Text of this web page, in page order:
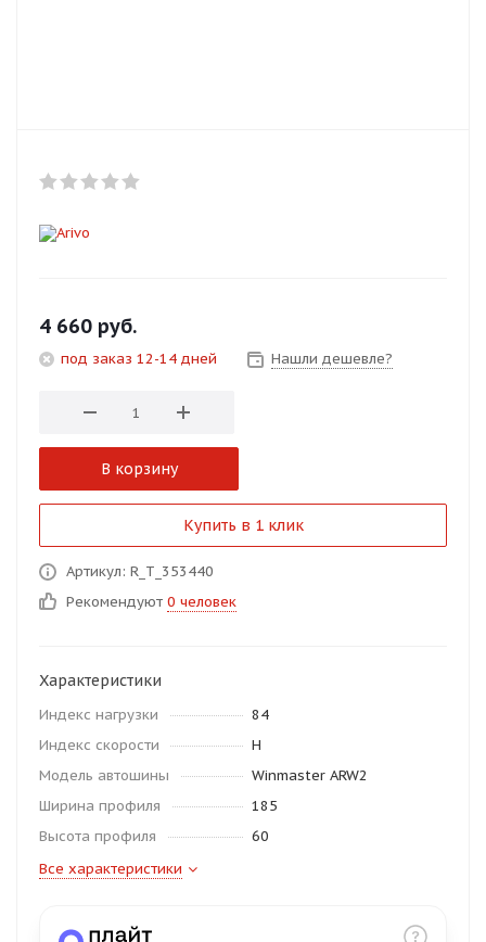
4 660 руб.
под заказ 12-14 дней Нашли дешевле?
В корзину
Купить в 1 клик
Артикул: R_T_353440
Рекомендуют 0 человек
Характеристики
Индекс нагрузки
84
Индекс скорости
H
Модель автошины
Winmaster ARW2
Ширина профиля
185
Высота профиля
60
Все характеристики
Оплачивайте сегодня только
Оставшиеся 75
% будут
% каждые 2 недели
об оплате Плайтом
недели
plait.ru